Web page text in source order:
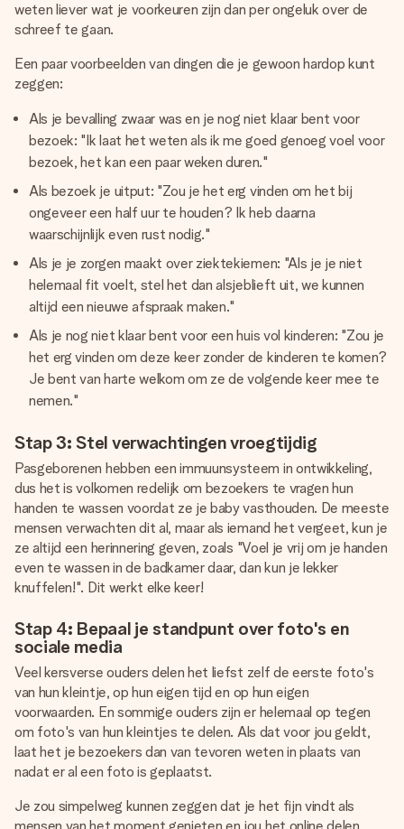
weten liever wat je voorkeuren zijn dan per ongeluk over de
schreef te gaan.
Een paar voorbeelden van dingen die je gewoon hardop kunt
zeggen:
Als je bevalling zwaar was en je nog niet klaar bent voor
bezoek: "Ik laat het weten als ik me goed genoeg voel voor
bezoek, het kan een paar weken duren."
Als bezoek je uitput: "Zou je het erg vinden om het bij
ongeveer een half uur te houden? Ik heb daarna
waarschijnlijk even rust nodig."
Als je je zorgen maakt over ziektekiemen: "Als je je niet
helemaal fit voelt, stel het dan alsjeblieft uit, we kunnen
altijd een nieuwe afspraak maken."
Als je nog niet klaar bent voor een huis vol kinderen: "Zou je
het erg vinden om deze keer zonder de kinderen te komen?
Je bent van harte welkom om ze de volgende keer mee te
nemen."
Stap 3: Stel verwachtingen vroegtijdig
Pasgeborenen hebben een immuunsysteem in ontwikkeling,
dus het is volkomen redelijk om bezoekers te vragen hun
handen te wassen voordat ze je baby vasthouden. De meeste
mensen verwachten dit al, maar als iemand het vergeet, kun je
ze altijd een herinnering geven, zoals "Voel je vrij om je handen
even te wassen in de badkamer daar, dan kun je lekker
knuffelen!". Dit werkt elke keer!
Stap 4: Bepaal je standpunt over foto's en
sociale media
Veel kersverse ouders delen het liefst zelf de eerste foto's
van hun kleintje, op hun eigen tijd en op hun eigen
voorwaarden. En sommige ouders zijn er helemaal op tegen
om foto's van hun kleintjes te delen. Als dat voor jou geldt,
laat het je bezoekers dan van tevoren weten in plaats van
nadat er al een foto is geplaatst.
Je zou simpelweg kunnen zeggen dat je het fijn vindt als